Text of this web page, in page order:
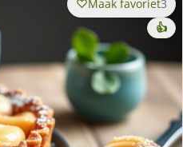
Maak favoriet3
👍